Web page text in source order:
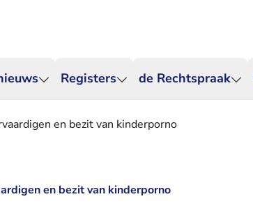
Registers de Rechtspraak
en bezit van kinderporno
en bezit van kinderporno